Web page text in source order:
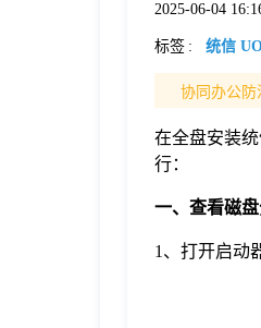
2025-06-04
标签 : 统信
协同办公
在全盘安装
行：
一、查看磁
1、打开启动